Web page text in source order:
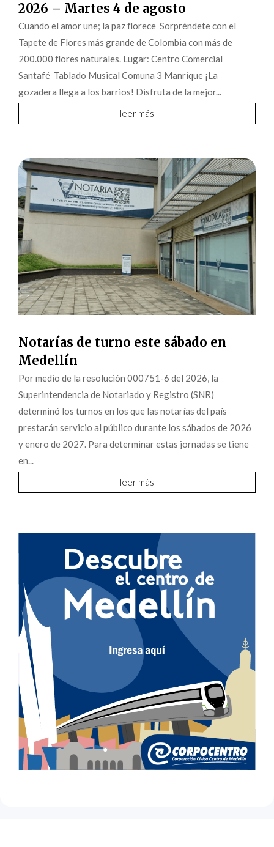
2026 – Martes 4 de agosto
Cuando el amor une; la paz florece Sorpréndete con el
Tapete de Flores más grande de Colombia con más de
200.000 flores naturales. Lugar: Centro Comercial
Santafé Tablado Musical Comuna 3 Manrique ¡La
gozadera llega a los barrios! Disfruta de la mejor...
leer más
Notarías de turno este sábado en
Medellín
Por medio de la resolución 000751-6 del 2026, la
Superintendencia de Notariado y Registro (SNR)
determinó los turnos en los que las notarías del país
prestarán servicio al público durante los sábados de 2026
y enero de 2027. Para determinar estas jornadas se tiene
en...
leer más